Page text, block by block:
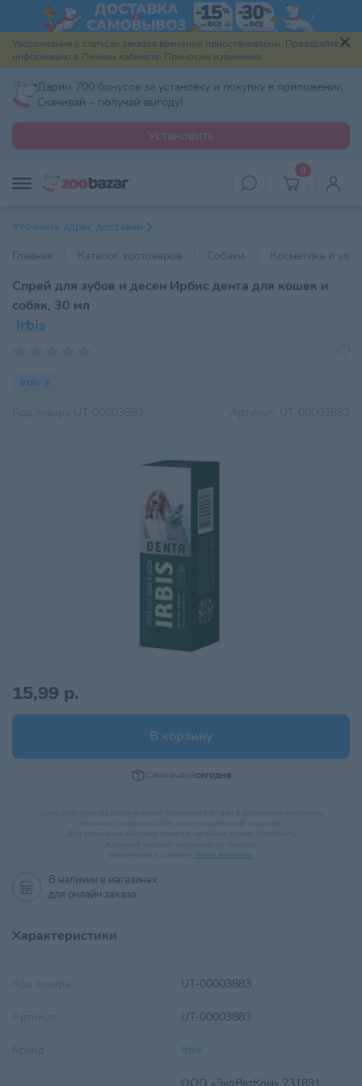
Уведомления о статусах заказов временно приостановлены. Проверяйте
информацию в Личном кабинете. Приносим извинения.
Дарим 700 бонусов за установку и покупку в приложении.
Скачивай – получай выгоду!
Установить
0
Уточнить адрес доставки
Главная
Каталог зоотоваров Собаки Косметика и уход
Спрей для зубов и десен Ирбис дента для кошек и
собак, 30 мл
Irbis
Irbis
15,99 р.
В корзину
Самовывозсегодня
Наши магазины.
В наличии в магазинах
для онлайн заказа
Характеристики
UT-00003883
UT-00003883
Irbis